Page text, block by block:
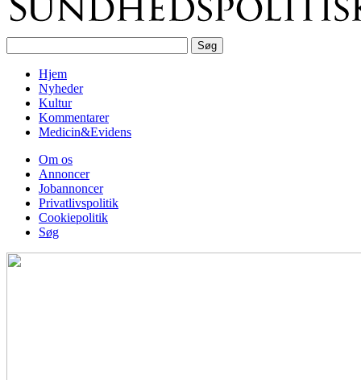
Hjem
Nyheder
Kultur
Kommentarer
Medicin&Evidens
Om os
Annoncer
Jobannoncer
Privatlivspolitik
Cookiepolitik
Søg